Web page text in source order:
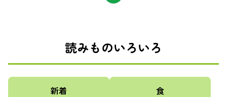
読みものいろいろ
新着 食